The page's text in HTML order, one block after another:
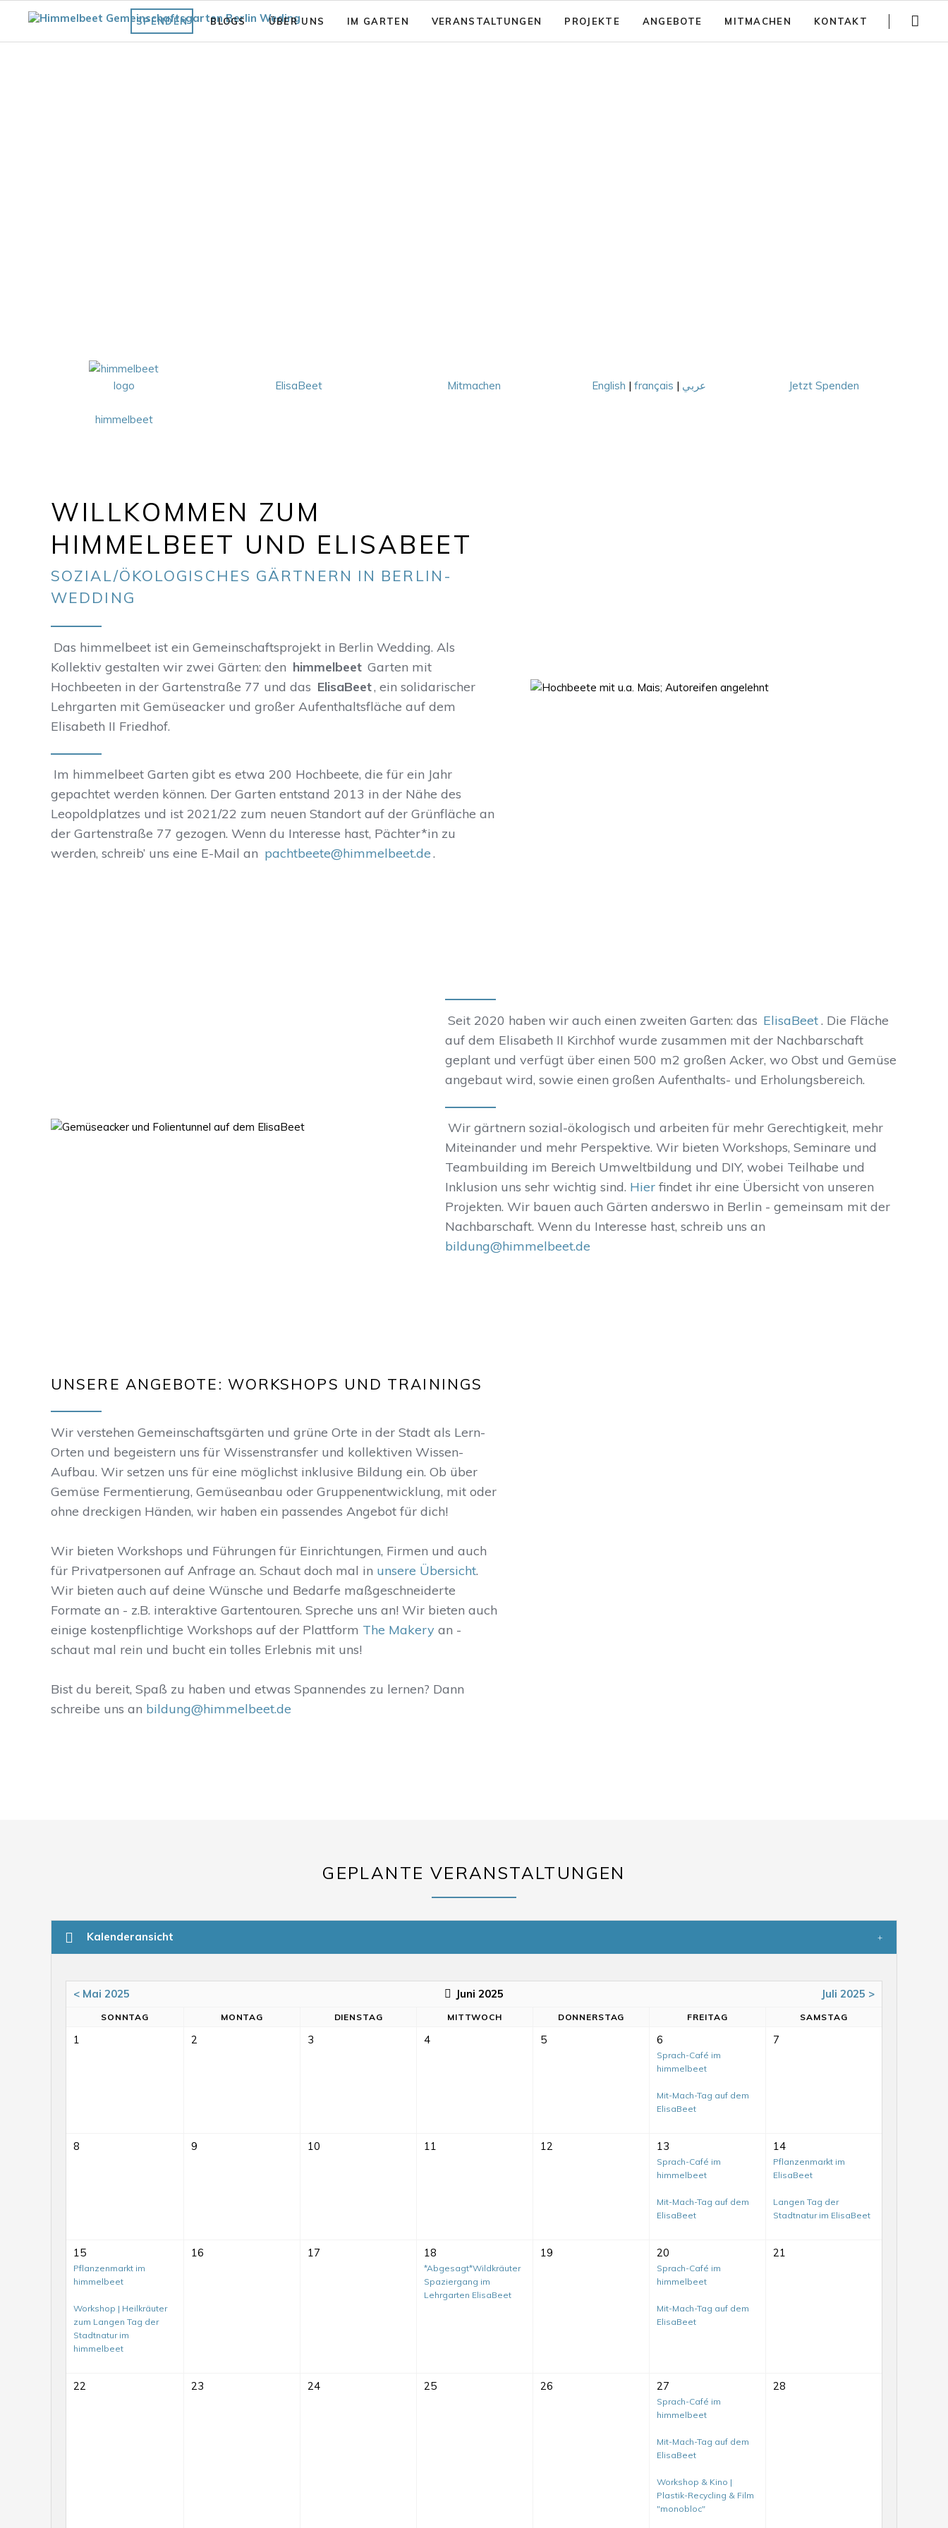
überspringen
SPENDEN BLOGS ÜBER UNS IM GARTEN VERANSTALTUNGEN PROJEKTE ANGEBOTE MITMACHEN KONTAKT
himmelbeet
ElisaBeet Mitmachen English | français | عربي Jetzt Spenden
WILLKOMMEN ZUM
HIMMELBEET UND ELISABEET
SOZIAL/ÖKOLOGISCHES GÄRTNERN IN BERLIN-
WEDDING
Das himmelbeet ist ein Gemeinschaftsprojekt in Berlin Wedding. Als
Kollektiv gestalten wir zwei Gärten: den himmelbeet Garten mit
Hochbeeten in der Gartenstraße 77 und das ElisaBeet, ein solidarischer
Lehrgarten mit Gemüseacker und großer Aufenthaltsfläche auf dem
Elisabeth II Friedhof.
Im himmelbeet Garten gibt es etwa 200 Hochbeete, die für ein Jahr
gepachtet werden können. Der Garten entstand 2013 in der Nähe des
Leopoldplatzes und ist 2021/22 zum neuen Standort auf der Grünfläche an
der Gartenstraße 77 gezogen. Wenn du Interesse hast, Pächter*in zu
werden, schreib’ uns eine E-Mail an pachtbeete@himmelbeet.de.
Seit 2020 haben wir auch einen zweiten Garten: das ElisaBeet. Die Fläche
auf dem Elisabeth II Kirchhof wurde zusammen mit der Nachbarschaft
geplant und verfügt über einen 500 m2 großen Acker, wo Obst und Gemüse
angebaut wird, sowie einen großen Aufenthalts- und Erholungsbereich.
Wir gärtnern sozial-ökologisch und arbeiten für mehr Gerechtigkeit, mehr
Miteinander und mehr Perspektive. Wir bieten Workshops, Seminare und
Teambuilding im Bereich Umweltbildung und DIY, wobei Teilhabe und
Inklusion uns sehr wichtig sind. Hierfindet ihr eine Übersicht von unseren
Projekten. Wir bauen auch Gärten anderswo in Berlin - gemeinsam mit der
Nachbarschaft. Wenn du Interesse hast, schreib uns an
bildung@himmelbeet.de
UNSERE ANGEBOTE: WORKSHOPS UND TRAININGS
Wir verstehen Gemeinschaftsgärten und grüne Orte in der Stadt als Lern-
Orten und begeistern uns für Wissenstransfer und kollektiven Wissen-
Aufbau. Wir setzen uns für eine möglichst inklusive Bildung ein. Ob über
Gemüse Fermentierung, Gemüseanbau oder Gruppenentwicklung, mit oder
ohne dreckigen Händen, wir haben ein passendes Angebot für dich!
Wir bieten Workshops und Führungen für Einrichtungen, Firmen und auch
für Privatpersonen auf Anfrage an. Schaut doch mal in unsere Übersicht.
Wir bieten auch auf deine Wünsche und Bedarfe maßgeschneiderte
Formate an - z.B. interaktive Gartentouren. Spreche uns an! Wir bieten auch
einige kostenpflichtige Workshops auf der Plattform The Makery an -
schaut mal rein und bucht ein tolles Erlebnis mit uns!
Bist du bereit, Spaß zu haben und etwas Spannendes zu lernen? Dann
schreibe uns an bildung@himmelbeet.de
GEPLANTE VERANSTALTUNGEN
Kalenderansicht
< Mai 2025 Juni 2025 Juli 2025 >
SO NNTAG MO NTAG DIENSTAG MITTWOCH DONNERSTAG FREITAG SAMSTAG
1 2 3 4 5 6
Sprach-Café im
himmelbeet
Mit-Mach-Tag auf dem
ElisaBeet
7
8 9 10 11 12 13
Sprach-Café im
himmelbeet
Mit-Mach-Tag auf dem
ElisaBeet
14
Pflanzenmarkt im
ElisaBeet
Langen Tag der
Stadtnatur im ElisaBeet
15
Pflanzenmarkt im
himmelbeet
Workshop | Heilkräuter
zum Langen Tag der
Stadtnatur im
himmelbeet
16 17 18
*Abgesagt*Wildkräuter
Spaziergang im
Lehrgarten ElisaBeet
19 20
Sprach-Café im
himmelbeet
Mit-Mach-Tag auf dem
ElisaBeet
21
22 23 24 25 26 27
Sprach-Café im
himmelbeet
Mit-Mach-Tag auf dem
ElisaBeet
Workshop & Kino |
Plastik-Recycling & Film
"monobloc"
28
Mit-